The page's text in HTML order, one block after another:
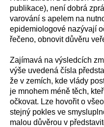
publikace), není dobrá
varování s apel em na
epidemiologové nazývají
řečeno, obnovitdůvěru
Zajímavá na výsledcích
výše uvedená čísla
že v zemích, kde vlády
je mnohem méně těch,
očkovat. Lze hovořito
stejný pokles ve
malou důvěrou v